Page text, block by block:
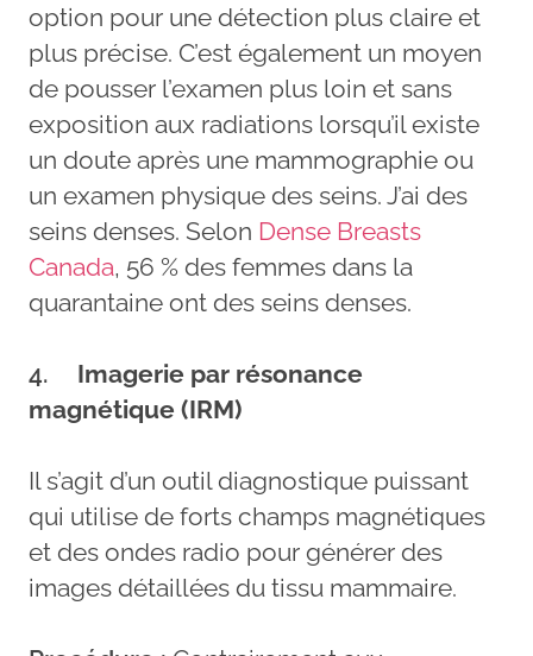
option pour une détection plus claire et
plus précise. C’est également un moyen
de pousser l’examen plus loin et sans
exposition aux radiations lorsqu’il existe
un doute après une mammographie ou
un examen physique des seins. J’ai des
seins denses. Selon Dense Breasts
Canada, 56 % des femmes dans la
quarantaine ont des seins denses.
4. Imagerie par résonance
magnétique (IRM)
Il s’agit d’un outil diagnostique puissant
qui utilise de forts champs magnétiques
et des ondes radio pour générer des
images détaillées du tissu mammaire.